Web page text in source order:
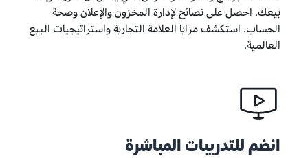
بيعك. احصل على نصائح لإدارة المخزون والإعلان وصحة
الحساب. استكشف مزايا العلامة التجارية واستراتيجيات البيع
العالمية.
انضم للتدريبات المباشرة